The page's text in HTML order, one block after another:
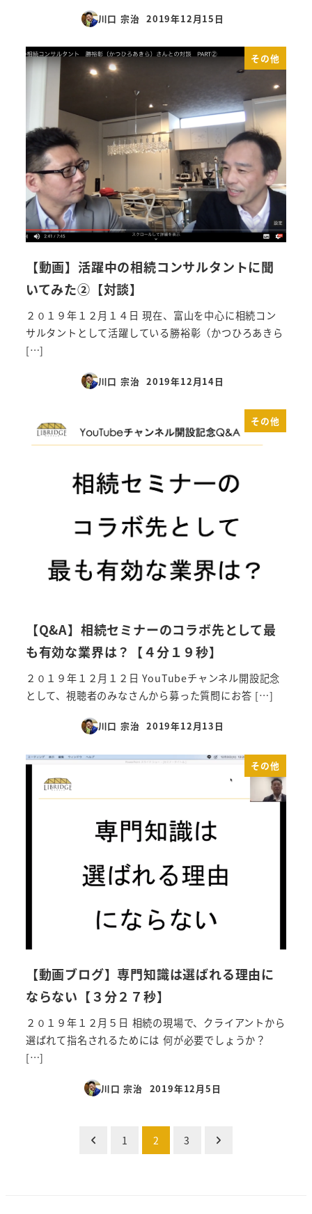
川口 宗治
投稿日
2019年12月15日
その他
【動画】活躍中の相続コンサルタントに聞
いてみた②【対談】
２０１９年１２月１４日 現在、富山を中心に相続コン
サルタントとして活躍している勝裕彰（かつひろあきら
[…]
川口 宗治
投稿日
2019年12月14日
その他
【Q&A】相続セミナーのコラボ先として最
も有効な業界は？【４分１９秒】
２０１９年１２月１２日 YouTubeチャンネル開設記念
として、視聴者のみなさんから募った質問にお答 […]
川口 宗治
投稿日
2019年12月13日
その他
【動画ブログ】専門知識は選ばれる理由に
ならない【３分２７秒】
２０１９年１２月５日 相続の現場で、クライアントから
選ばれて指名されるためには 何が必要でしょうか？
[…]
川口 宗治
投稿日
2019年12月5日
1 2 3